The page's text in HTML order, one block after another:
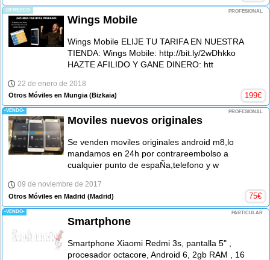
-OFREZCO- PROFESIONAL
Wings Mobile
Wings Mobile ELIJE TU TARIFA EN NUESTRA
TIENDA: Wings Mobile: http://bit.ly/2wDhkko
HAZTE AFILIDO Y GANE DINERO: htt
22 de enero de 2018
Otros Móviles en Mungia(Bizkaia) 199€
-VENDO- PROFESIONAL
Moviles nuevos originales
Se venden moviles originales android m8,lo
mandamos en 24h por contrareembolso a
cualquier punto de espaÑa,telefono y w
09 de noviembre de 2017
Otros Móviles en Madrid (Madrid) 75€
-VENDO- PARTICULAR
Smartphone
Smartphone Xiaomi Redmi 3s, pantalla 5" ,
procesador octacore, Android 6, 2gb RAM , 16